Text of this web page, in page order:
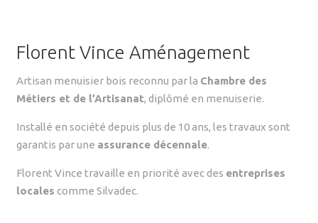
Florent Vince Aménagement
Artisan menuisier bois reconnu par la Chambre des
Métiers et de l’Artisanat, diplômé en menuiserie.
Installé en société depuis plus de 10 ans, les travaux sont
garantis par une assurance décennale.
Florent Vince travaille en priorité avec des entreprises
locales comme Silvadec.